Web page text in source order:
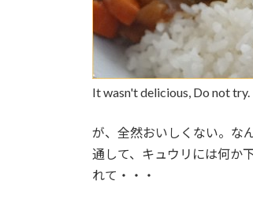
It wasn't delicious, Do not try.
が、全然おいしくない。な
通して、キュウリには何か
れて・・・